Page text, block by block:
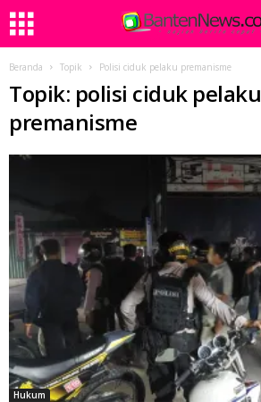
Beranda Topik Polisi ciduk pelaku premanisme
Topik: polisi ciduk pelaku
premanisme
Hukum